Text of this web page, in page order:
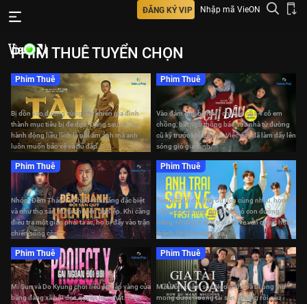
ĐĂNG KÝ VIP Nhập mã VieON
PHIM THUÊ TUYỂN CHỌN
PHIM THUÊ TUYỂN CHỌN: Thám Tử Kiên: Kỳ Án Không
Đầu, Yêu Nhầm Bạn Thân 2025, Quỷ Cẩu, Gặp Lại Chị Bầu,
Cười Xuyên Biên Giới
Phim Thuê
Bị dồn vào đường cùng, Tài khiến gia đình
thành mục tiêu bị đe dọa. Đằng sau những
hành động liều lĩnh là nỗi ám ảnh mà anh
luôn muốn bảo vệ và bù đắp.
Phim Thuê
Chị Dâu
Vào đám giỗ, bà Nhị - chị dâu của 4 cô em
chồng, bất ngờ thông báo sửa nhà từ đường
cũ kỹ trước khi bão về. Việc này đã làm dấy lên
sóng gió gia đình.
Phim Thuê
Đêm Thánh: Đội Săn Quỷ
Nhóm Đêm Thánh sở hữu khả năng đặc biệt
và như thợ săn trừ tà chuyên nghiệp. Khi càng
điều tra một giáo phái tà ác, họ bị đẩy vào trận
chiến sống còn.
Phim Thuê
Anh Trai Say Xe
Từng bỏ lỡ chuyến du lịch cùng nhau, hơn 10
năm sau, dù mỗi người đã có con đường
riêng, nhưng 4 anh trai say xe vẫn quyết hoàn
thành lời hứa năm xưa.
Phim Thuê
Project Y: Gái Ngoan Đổi Đời
Mi Sun và Do Kyung chơi liều ăn cắp vàng của
băng đảng xã hội đen quyền lực nhất. Trên
Phim Thuê
Gia Tài Của Ngoại
M muốn chăm sóc Ngoại khi bà bị ung thư
mong được hưởng tài sản, nhưng rồi cậu